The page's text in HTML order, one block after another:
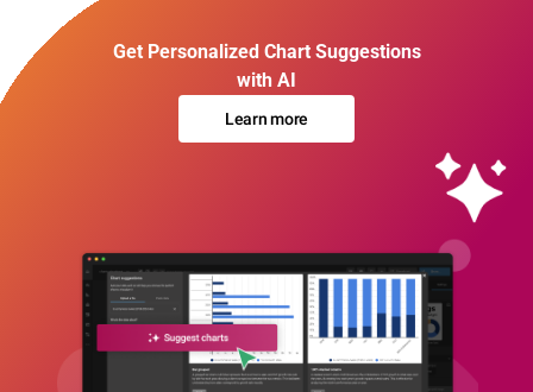
Get Personalized Chart Suggestions
with AI
Learn more